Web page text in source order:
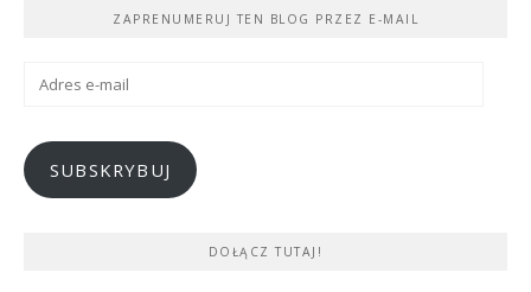
ZAPRENUMERUJ TEN BLOG PRZEZ E-MAIL
Adres
SUBSKRYBUJ
DOŁĄCZ TUTAJ!